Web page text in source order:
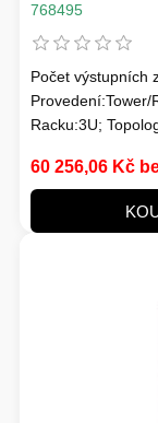
768495
Počet výstupních
Provedení:Tower/
Racku:3U;
Prodloužení
60 256,06 Kč